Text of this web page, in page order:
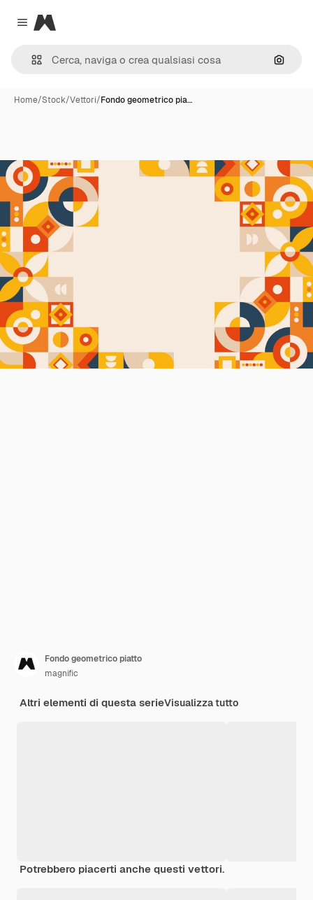
Close menu
Magnific
Cerca
Home/Stock/Vettori/Fondo geometrico pia…
Fondo geometrico piatto
magnific
Altri elementi di questa serieVisualizza tutto
Potrebbero piacerti anche questi vettori.